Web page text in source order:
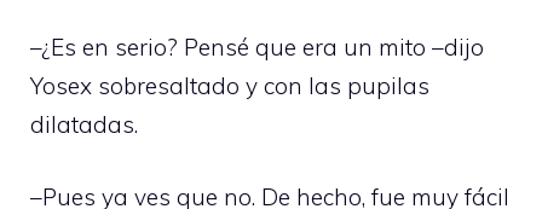
–¿Es en serio? Pensé que era un mito –dijo
Yosex sobresaltado y con las pupilas
dilatadas.
–Pues ya ves que no. De hecho, fue muy fácil